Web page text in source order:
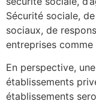
Sécurité sociale,
sociaux, de
entreprises comme
En perspective,
établissements
établissements